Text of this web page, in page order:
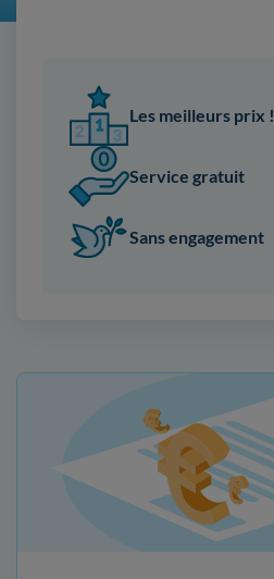
Les meilleurs prix !
Service gratuit
Sans engagement